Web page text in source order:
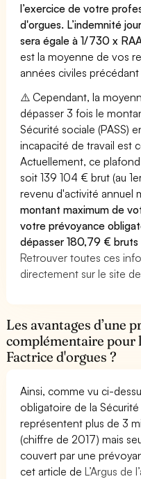
l’exercice de votre
d'orgues. L’indemnité
sera égale à 1/730 x
est la moyenne de vos
années civiles
⚠️ Cependant, la
dépasser 3 fois le
Sécurité sociale (PASS)
incapacité de travail est
Actuellement, ce
soit 139 104 € brut (au
revenu d'activité annuel
montant maximum de
votre prévoyance
dépasser 180,79 € bruts
Retrouver toutes ces
directement sur le site de
Les avantages d’une
complémentaire pour
Factrice d'orgues ?
Ainsi, comme vu ci-
obligatoire de la
représentent plus de 3
(chiffre de 2017) mais
couvert par une
cet article deL’Argus de